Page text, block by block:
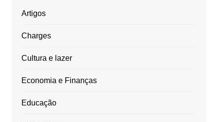
Artigos
Charges
Cultura e lazer
Economia e Finanças
Educação